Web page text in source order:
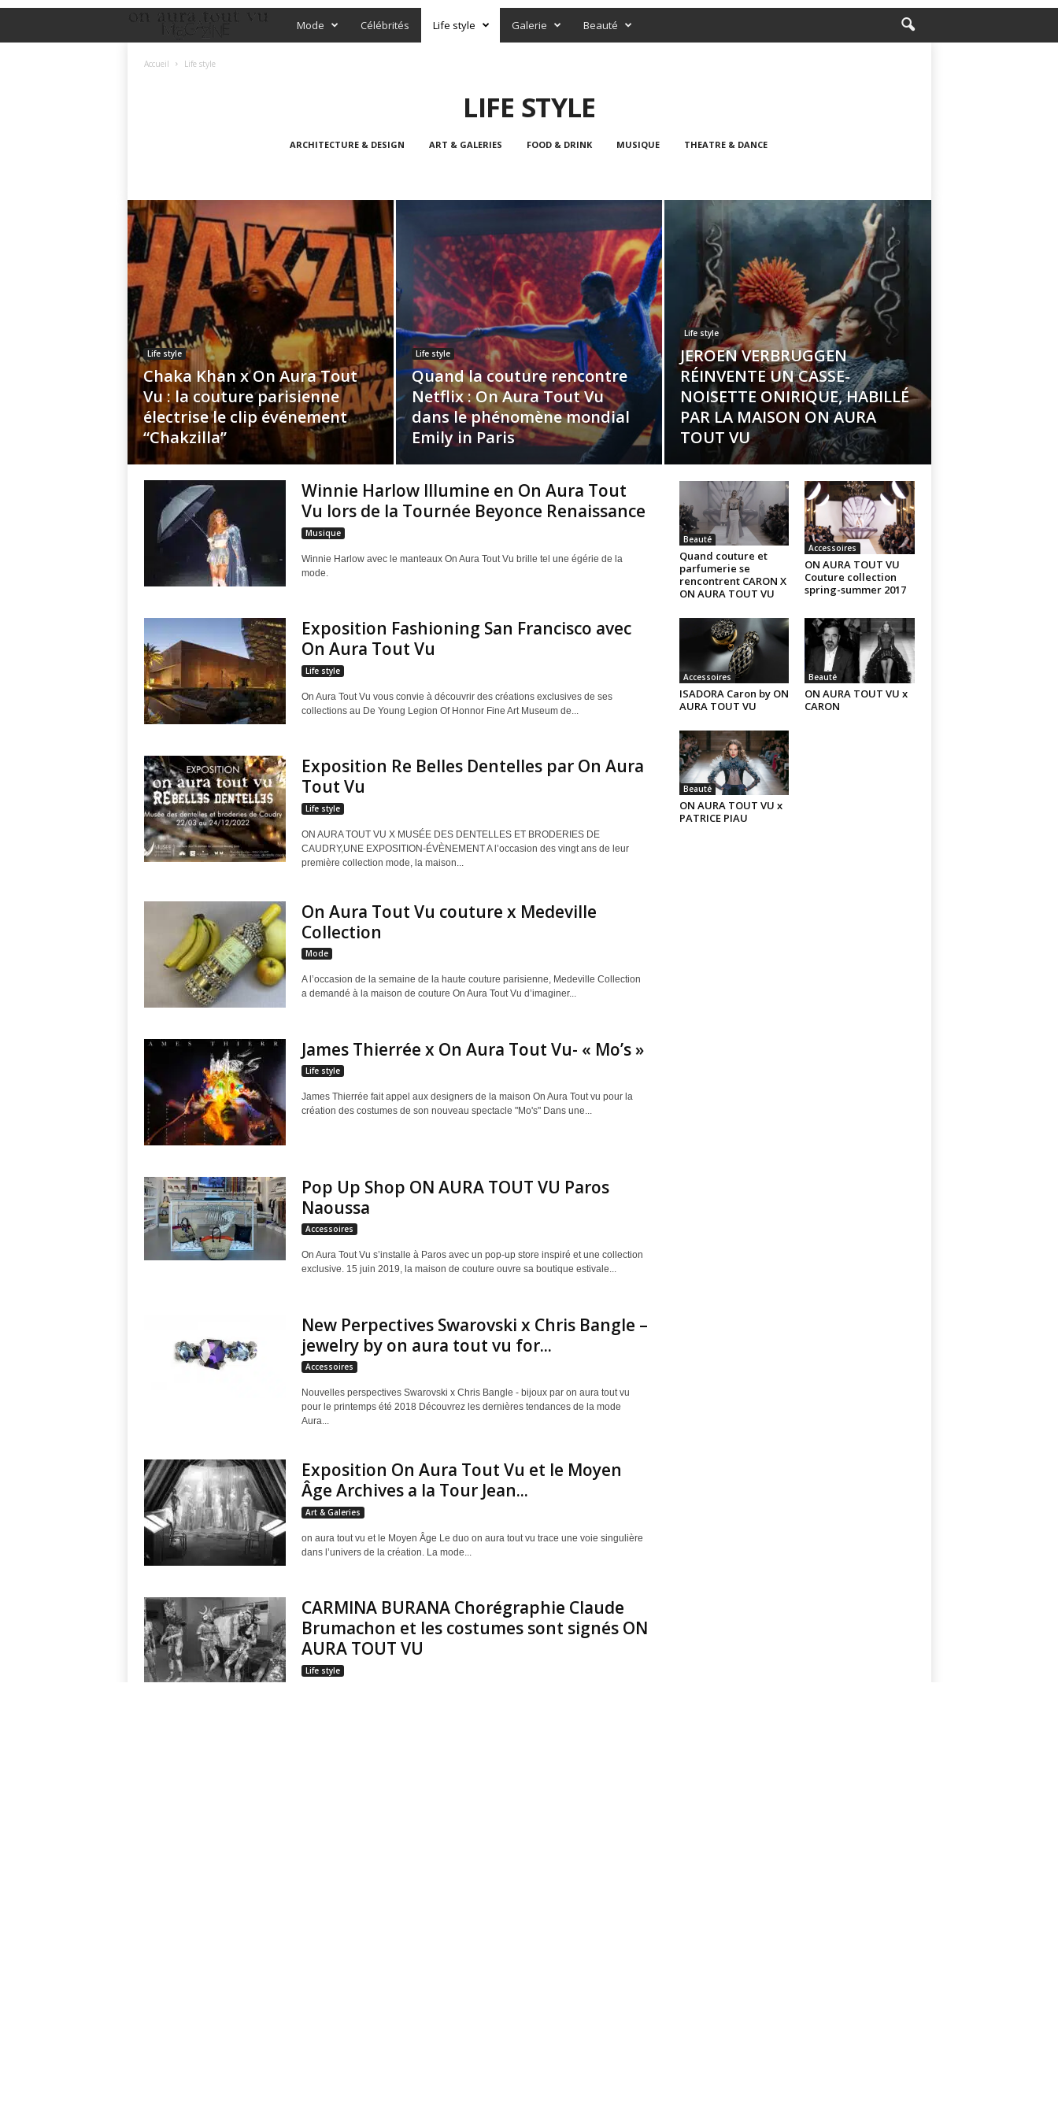
i
a
l
M
a
g
a
F
r
e
c
h
H
u
s
O
r
a
"
Mode Célébrités Life style Galerie Beauté
Accueil Life style
LIFE STYLE
ARCHITECTURE & DESIGN ART & GALERIES FOOD & DRINK MUSIQUE THEATRE & DANCE
Life style
Chaka Khan x On Aura Tout
Vu : la couture parisienne
électrise le clip événement
“Chakzilla”
Life style
Quand la couture rencontre
Netflix : On Aura Tout Vu
dans le phénomène mondial
Emily in Paris
Life style
JEROEN VERBRUGGEN
RÉINVENTE UN CASSE-
NOISETTE ONIRIQUE, HABILLÉ
PAR LA MAISON ON AURA
TOUT VU
Winnie Harlow Illumine en On Aura Tout
Vu lors de la Tournée Beyonce Renaissance
Musique
Winnie Harlow avec le manteaux On Aura Tout Vu brille tel une égérie de la
mode.
Exposition Fashioning San Francisco avec
On Aura Tout Vu
Life style
On Aura Tout Vu vous convie à découvrir des créations exclusives de ses
collections au De Young Legion Of Honnor Fine Art Museum de...
Exposition Re Belles Dentelles par On Aura
Tout Vu
Life style
ON AURA TOUT VU X MUSÉE DES DENTELLES ET BRODERIES DE
CAUDRY,UNE EXPOSITION-ÉVÈNEMENT A l’occasion des vingt ans de leur
première collection mode, la maison...
On Aura Tout Vu couture x Medeville
Collection
Mode
A l’occasion de la semaine de la haute couture parisienne, Medeville Collection
a demandé à la maison de couture On Aura Tout Vu d’imaginer...
James Thierrée x On Aura Tout Vu- « Mo’s »
Life style
James Thierrée fait appel aux designers de la maison On Aura Tout vu pour la
création des costumes de son nouveau spectacle "Mo's" Dans une...
Pop Up Shop ON AURA TOUT VU Paros
Naoussa
Accessoires
On Aura Tout Vu s’installe à Paros avec un pop-up store inspiré et une collection
exclusive. 15 juin 2019, la maison de couture ouvre sa boutique estivale...
New Perpectives Swarovski x Chris Bangle –
jewelry by on aura tout vu for...
Accessoires
Nouvelles perspectives Swarovski x Chris Bangle - bijoux par on aura tout vu
pour le printemps été 2018 Découvrez les dernières tendances de la mode
Aura...
Exposition On Aura Tout Vu et le Moyen
Âge Archives a la Tour Jean...
Art & Galeries
on aura tout vu et le Moyen Âge Le duo on aura tout vu trace une voie singulière
dans l’univers de la création. La mode...
CARMINA BURANA Chorégraphie Claude
Brumachon et les costumes sont signés ON
AURA TOUT VU
Life style
Beauté
Quand couture et
parfumerie se
rencontrent CARON X
ON AURA TOUT VU
Accessoires
ON AURA TOUT VU
Couture collection
spring-summer 2017
Accessoires
ISADORA Caron by ON
AURA TOUT VU
Beauté
ON AURA TOUT VU x
CARON
Beauté
ON AURA TOUT VU x
PATRICE PIAU